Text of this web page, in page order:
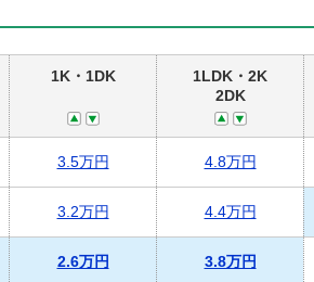
1K・1DK
1LDK・2K
2DK
3.5万円 4.8万円
3.2万円 4.4万円
2.6万円 3.8万円